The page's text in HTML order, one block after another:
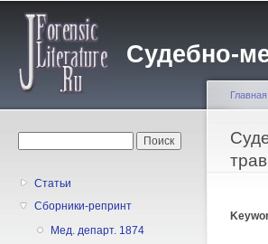
Судебно-
Статьи
Сборники-репринт
Мед. департ. 1874
Вы